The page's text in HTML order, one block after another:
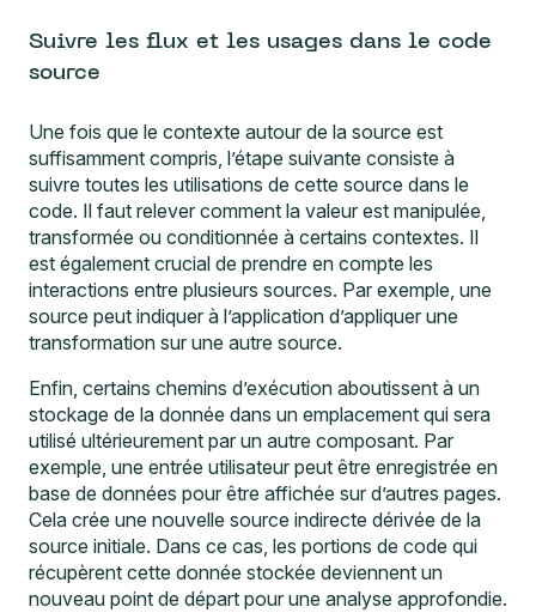
Suivre les flux et les usages dans le code
source
Une fois que le contexte autour de la source est
suffisamment compris, l’étape suivante consiste à
suivre toutes les utilisations de cette source dans le
code. Il faut relever comment la valeur est manipulée,
transformée ou conditionnée à certains contextes. Il
est également crucial de prendre en compte les
interactions entre plusieurs sources. Par exemple, une
source peut indiquer à l’application d’appliquer une
transformation sur une autre source.
Enfin, certains chemins d’exécution aboutissent à un
stockage de la donnée dans un emplacement qui sera
utilisé ultérieurement par un autre composant. Par
exemple, une entrée utilisateur peut être enregistrée en
base de données pour être affichée sur d’autres pages.
Cela crée une nouvelle source indirecte dérivée de la
source initiale. Dans ce cas, les portions de code qui
récupèrent cette donnée stockée deviennent un
nouveau point de départ pour une analyse approfondie.